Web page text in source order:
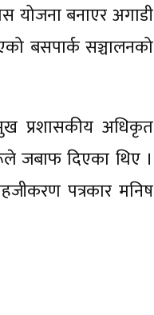
योजना बनाएर अगाडी
बसपार्क सञ्चालनको
प्रशासकीय अधिकृत
जबाफ दिएका थिए ।
पत्रकार मनिष